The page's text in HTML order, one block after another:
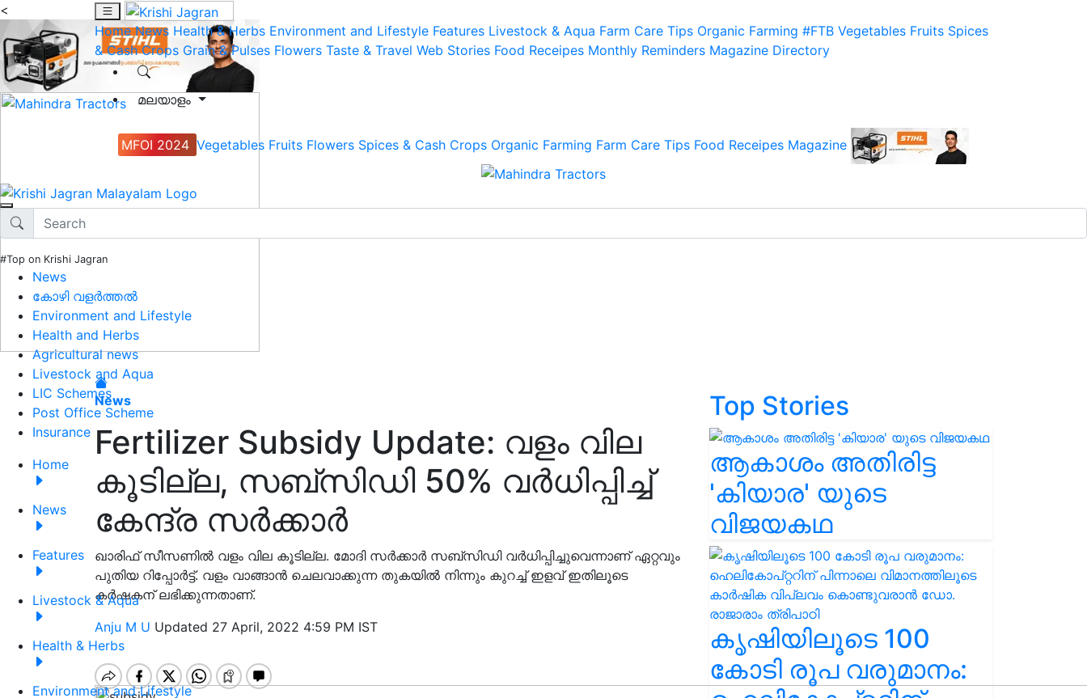
<
Home News Health & Herbs Environment and Lifestyle Features Livestock & Aqua Farm Care Tips Organic Farming #FTB Vegetables Fruits Spices
& Cash Crops Grain & Pulses Flowers Taste & Travel Web Stories Food Receipes Monthly Reminders Magazine Directory
മലയാളം
MFOI 2024 Vegetables Fruits Flowers Spices & Cash Crops Organic Farming Farm Care Tips Food Receipes Magazine
#Top on Krishi Jagran
News
കോഴി വളർത്തൽ
Environment and Lifestyle
Health and Herbs
Agricultural news
Livestock and Aqua
LIC Schemes
Post Office Scheme
Insurance
Home
News
Features
Livestock & Aqua
Health & Herbs
Environment and Lifestyle
News
Fertilizer Subsidy Update: വളം വില
കൂടില്ല, സബ്സിഡി 50% വർധിപ്പിച്ച്
കേന്ദ്ര സർക്കാർ
ഖാരിഫ് സീസണിൽ വളം വില കൂടില്ല. മോദി സർക്കാർ സബ്‌സിഡി വർധിപ്പിച്ചുവെന്നാണ് ഏറ്റവും
പുതിയ റിപ്പോർട്ട്. വളം വാങ്ങാൻ ചെലവാക്കുന്ന തുകയിൽ നിന്നും കുറച്ച് ഇളവ് ഇതിലൂടെ
കർഷകന് ലഭിക്കുന്നതാണ്.
Anju M U Updated 27 April, 2022 4:59 PM IST
Top Stories
ആകാശം അതിരിട്ട
'കിയാര' യുടെ
വിജയകഥ
കൃഷിയിലൂടെ 100
കോടി രൂപ വരുമാനം: